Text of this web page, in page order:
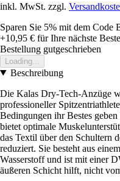
inkl. MwSt. zzgl.
Sparen Sie 5% mit dem Code
+10,95 € für Ihre nächste
Bestellung gutgeschrieben
Loading...
Beschreibung
Die Kalas Dry-Tech-Anzüge
professioneller
Bedingungen ihr Bestes
bietet optimale
das Textil über den Schultern
reduziert. Sie besteht aus
Wasserstoff und ist mit einer
äußeren Schicht hilft, nicht